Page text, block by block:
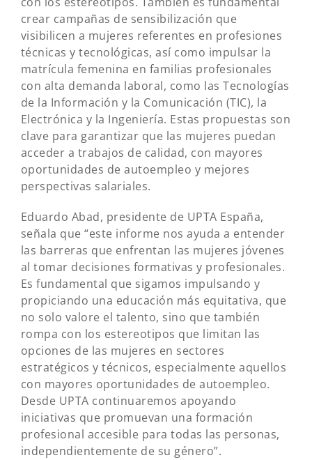
crear campañas de sensibilización que
visibilicen a mujeres referentes en profesiones
técnicas y tecnológicas, así como impulsar la
matrícula femenina en familias profesionales
con alta demanda laboral, como las Tecnologías
de la Información y la Comunicación (TIC), la
Electrónica y la Ingeniería. Estas propuestas son
clave para garantizar que las mujeres puedan
acceder a trabajos de calidad, con mayores
oportunidades de autoempleo y mejores
perspectivas salariales.
Eduardo Abad, presidente de UPTA España,
señala que “este informe nos ayuda a entender
las barreras que enfrentan las mujeres jóvenes
al tomar decisiones formativas y profesionales.
Es fundamental que sigamos impulsando y
propiciando una educación más equitativa, que
no solo valore el talento, sino que también
rompa con los estereotipos que limitan las
opciones de las mujeres en sectores
estratégicos y técnicos, especialmente aquellos
con mayores oportunidades de autoempleo.
Desde UPTA continuaremos apoyando
iniciativas que promuevan una formación
profesional accesible para todas las personas,
independientemente de su género”.